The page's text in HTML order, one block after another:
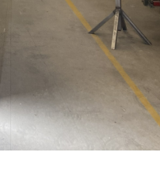
MADNUM by